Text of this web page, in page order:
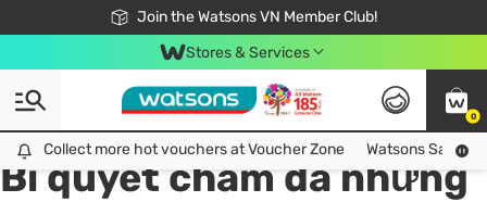
Join the Watsons VN Member Club!
Free Shipping For Order From 249,000Đ
24h Fast delivery in Hồ Chí Minh City
Stores & Services
0
Collect more hot vouchers at Voucher Zone
Collect more hot vouchers at Voucher Zone Watsons Safety
All
Chăm Sóc Cá Nhân
Bí quyết chăm da những